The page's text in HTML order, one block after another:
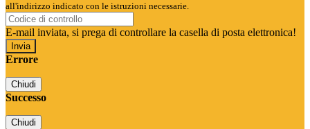
all'indirizzo indicato con le istruzioni necessarie.
E-mail inviata, si prega di controllare la casella di posta elettronica!
Errore
Chiudi
Successo
Chiudi